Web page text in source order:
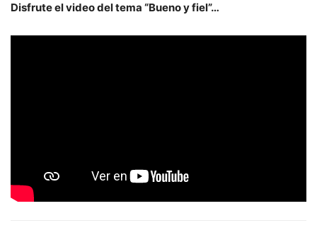
Disfrute el video del tema “Bueno y fiel”…